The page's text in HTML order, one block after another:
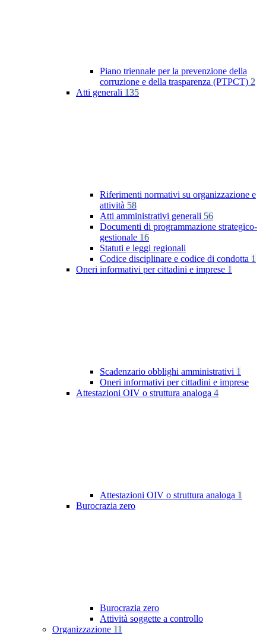
Piano triennale per la prevenzione della
corruzione e della trasparenza (PTPCT) 2
Atti generali 135
Riferimenti normativi su organizzazione e
attività 58
Atti amministrativi generali 56
Documenti di programmazione strategico-
gestionale 16
Statuti e leggi regionali
Codice disciplinare e codice di condotta 1
Oneri informativi per cittadini e imprese 1
Scadenzario obblighi amministrativi 1
Oneri informativi per cittadini e imprese
Attestazioni OIV o struttura analoga 4
Attestazioni OIV o struttura analoga 1
Burocrazia zero
Burocrazia zero
Attività soggette a controllo
Organizzazione 11